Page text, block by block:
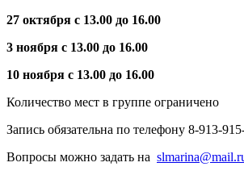
27 октября с 13.00 до 16.00
3 ноября с 13.00 до 16.00
10 ноября с 13.00 до 16.00
Количество мест в группе ограничено
Запись обязательна по телефону 8-913-
Вопросы можно задать на